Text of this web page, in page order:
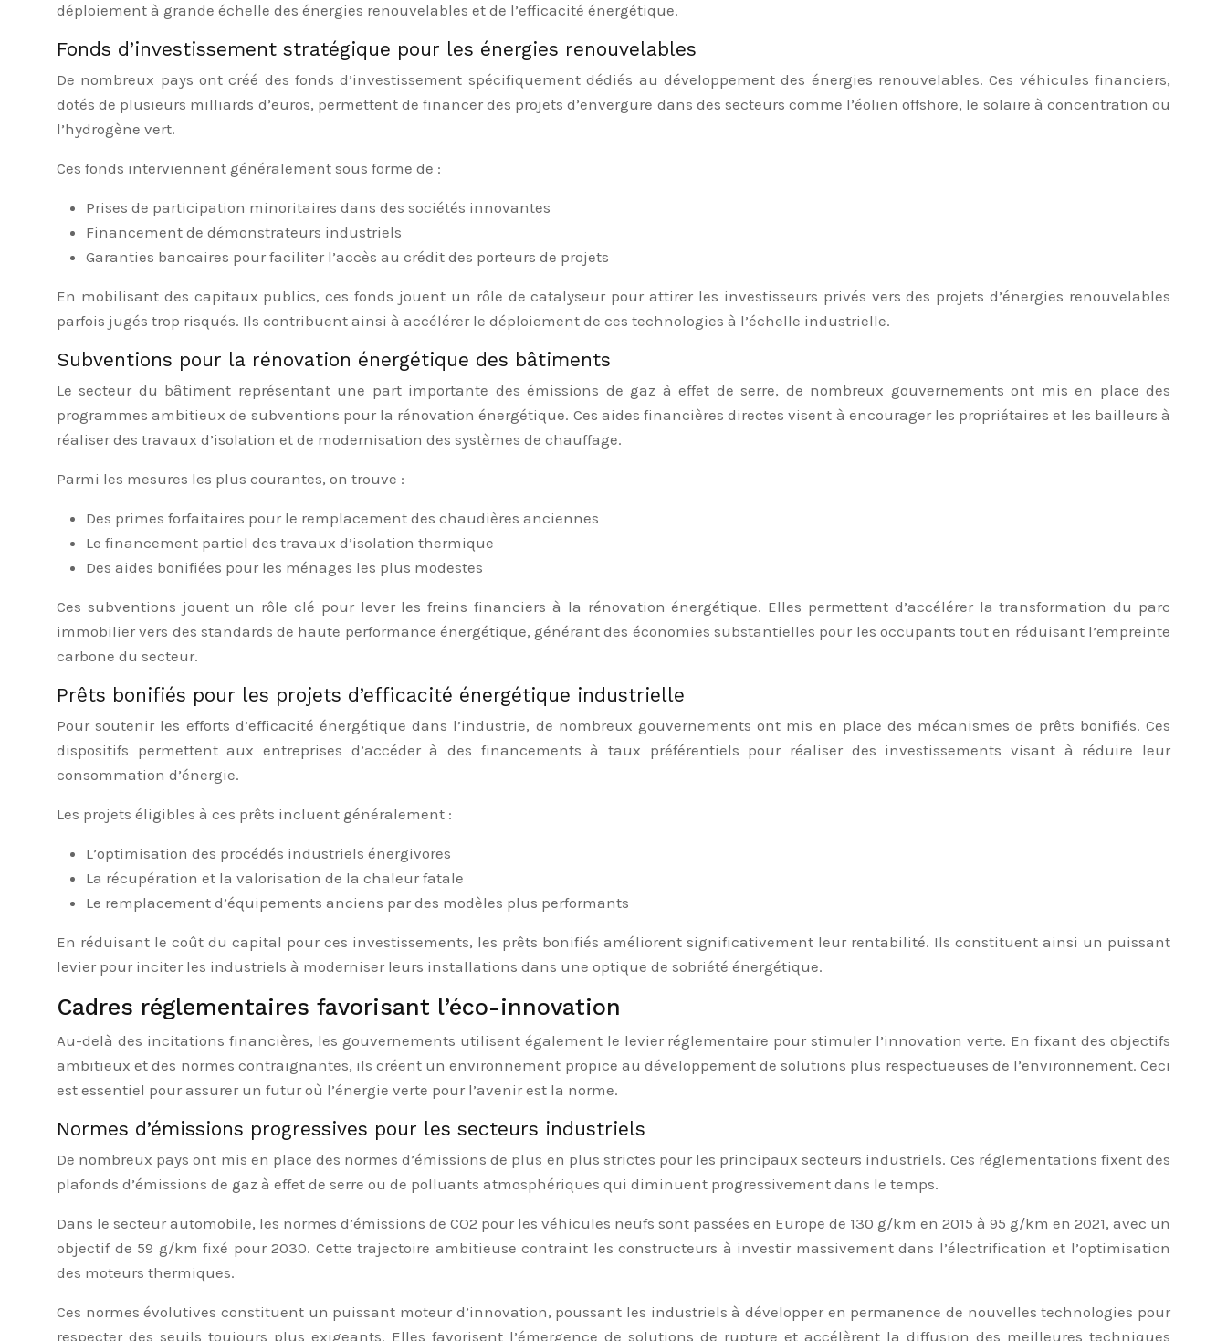
déploiement à grande échelle des énergies renouvelables et de l’efficacité énergétique.
Fonds d’investissement stratégique pour les énergies renouvelables
De nombreux pays ont créé des fonds d’investissement spécifiquement dédiés au développement des énergies renouvelables. Ces véhicules financiers,
dotés de plusieurs milliards d’euros, permettent de financer des projets d’envergure dans des secteurs comme l’éolien offshore, le solaire à concentration ou
l’hydrogène vert.
Ces fonds interviennent généralement sous forme de :
Prises de participation minoritaires dans des sociétés innovantes
Financement de démonstrateurs industriels
Garanties bancaires pour faciliter l’accès au crédit des porteurs de projets
En mobilisant des capitaux publics, ces fonds jouent un rôle de catalyseur pour attirer les investisseurs privés vers des projets d’énergies renouvelables
parfois jugés trop risqués. Ils contribuent ainsi à accélérer le déploiement de ces technologies à l’échelle industrielle.
Subventions pour la rénovation énergétique des bâtiments
Le secteur du bâtiment représentant une part importante des émissions de gaz à effet de serre, de nombreux gouvernements ont mis en place des
programmes ambitieux de subventions pour la rénovation énergétique. Ces aides financières directes visent à encourager les propriétaires et les bailleurs à
réaliser des travaux d’isolation et de modernisation des systèmes de chauffage.
Parmi les mesures les plus courantes, on trouve :
Des primes forfaitaires pour le remplacement des chaudières anciennes
Le financement partiel des travaux d’isolation thermique
Des aides bonifiées pour les ménages les plus modestes
Ces subventions jouent un rôle clé pour lever les freins financiers à la rénovation énergétique. Elles permettent d’accélérer la transformation du parc
immobilier vers des standards de haute performance énergétique, générant des économies substantielles pour les occupants tout en réduisant l’empreinte
carbone du secteur.
Prêts bonifiés pour les projets d’efficacité énergétique industrielle
Pour soutenir les efforts d’efficacité énergétique dans l’industrie, de nombreux gouvernements ont mis en place des mécanismes de prêts bonifiés. Ces
dispositifs permettent aux entreprises d’accéder à des financements à taux préférentiels pour réaliser des investissements visant à réduire leur
consommation d’énergie.
Les projets éligibles à ces prêts incluent généralement :
L’optimisation des procédés industriels énergivores
La récupération et la valorisation de la chaleur fatale
Le remplacement d’équipements anciens par des modèles plus performants
En réduisant le coût du capital pour ces investissements, les prêts bonifiés améliorent significativement leur rentabilité. Ils constituent ainsi un puissant
levier pour inciter les industriels à moderniser leurs installations dans une optique de sobriété énergétique.
Cadres réglementaires favorisant l’éco-innovation
Au-delà des incitations financières, les gouvernements utilisent également le levier réglementaire pour stimuler l’innovation verte. En fixant des objectifs
ambitieux et des normes contraignantes, ils créent un environnement propice au développement de solutions plus respectueuses de l’environnement. Ceci
est essentiel pour assurer un futur où l’énergie verte pour l’avenir est la norme.
Normes d’émissions progressives pour les secteurs industriels
De nombreux pays ont mis en place des normes d’émissions de plus en plus strictes pour les principaux secteurs industriels. Ces réglementations fixent des
plafonds d’émissions de gaz à effet de serre ou de polluants atmosphériques qui diminuent progressivement dans le temps.
Dans le secteur automobile, les normes d’émissions de CO2 pour les véhicules neufs sont passées en Europe de 130 g/km en 2015 à 95 g/km en 2021, avec un
objectif de 59 g/km fixé pour 2030. Cette trajectoire ambitieuse contraint les constructeurs à investir massivement dans l’électrification et l’optimisation
des moteurs thermiques.
Ces normes évolutives constituent un puissant moteur d’innovation, poussant les industriels à développer en permanence de nouvelles technologies pour
respecter des seuils toujours plus exigeants. Elles favorisent l’émergence de solutions de rupture et accélèrent la diffusion des meilleures techniques